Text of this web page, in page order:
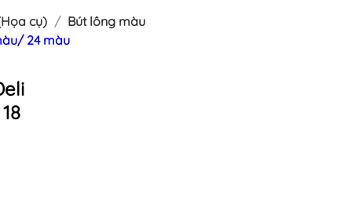
cụ)
Bút lông màu
24 màu